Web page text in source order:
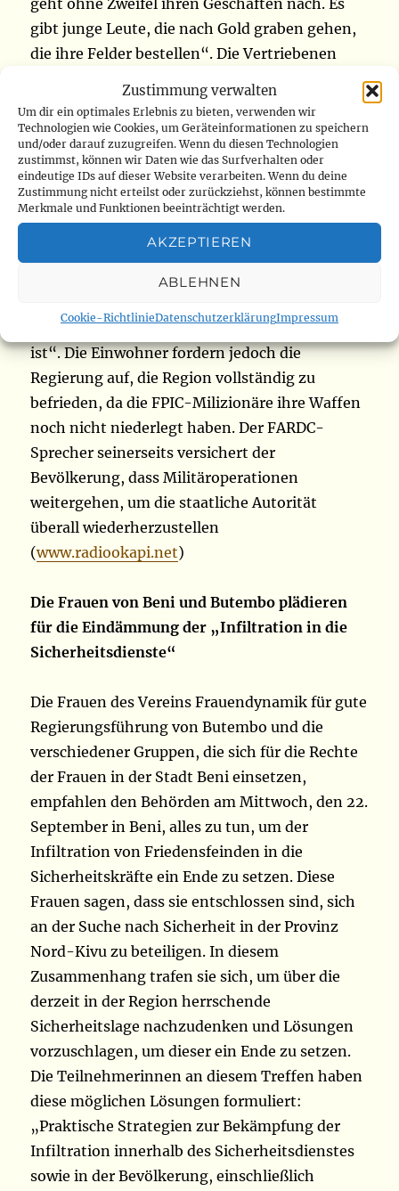
Zustimmung verwalten
Um dir ein optimales Erlebnis zu bieten, verwenden wir
Technologien wie Cookies, um Geräteinformationen zu speichern
und/oder darauf zuzugreifen. Wenn du diesen Technologien
zustimmst, können wir Daten wie das Surfverhalten oder
eindeutige IDs auf dieser Website verarbeiten. Wenn du deine
Zustimmung nicht erteilst oder zurückziehst, können bestimmte
Merkmale und Funktionen beeinträchtigt werden.
AKZEPTIEREN
ABLEHNEN
Cookie-RichtlinieDatenschutzerklärungImpressum
geht ohne Zweifel ihren Geschäften nach. Es
gibt junge Leute, die nach Gold graben gehen,
die ihre Felder bestellen“. Die Vertriebenen
zurückzukehren. Dazu gehören Holu,
Makayanga, Ndoya, Sillo, Marabo, Irumu
Kombokado. Sie gehen ihren Geschäften frei
nach. Laut einer lokalen Quelle ist das Klima
auch für Motorradtaxifahrer und -fahrer
günstig, die sich Tag und Nacht unbesorgt frei
sicher. So ist die Sicherheit gewährleistet:
dies das Ergebnis des Belagerungszustandes
ist“. Die Einwohner fordern jedoch die
Regierung auf, die Region vollständig zu
befrieden, da die FPIC-Milizionäre ihre Waffen
noch nicht niederlegt haben. Der FARDC-
Sprecher seinerseits versichert der
Bevölkerung, dass Militäroperationen
weitergehen, um die staatliche Autorität
überall wiederherzustellen
(www.radiookapi.net)
Die Frauen von Beni und Butembo plädieren
für die Eindämmung der „Infiltration in die
Sicherheitsdienste“
Die Frauen des Vereins Frauendynamik für gute
Regierungsführung von Butembo und die
verschiedener Gruppen, die sich für die Rechte
der Frauen in der Stadt Beni einsetzen,
empfahlen den Behörden am Mittwoch, den 22.
September in Beni, alles zu tun, um der
Infiltration von Friedensfeinden in die
Sicherheitskräfte ein Ende zu setzen. Diese
Frauen sagen, dass sie entschlossen sind, sich
an der Suche nach Sicherheit in der Provinz
Nord-Kivu zu beteiligen. In diesem
Zusammenhang trafen sie sich, um über die
derzeit in der Region herrschende
Sicherheitslage nachzudenken und Lösungen
vorzuschlagen, um dieser ein Ende zu setzen.
Die Teilnehmerinnen an diesem Treffen haben
diese möglichen Lösungen formuliert:
„Praktische Strategien zur Bekämpfung der
Infiltration innerhalb des Sicherheitsdienstes
sowie in der Bevölkerung, einschließlich